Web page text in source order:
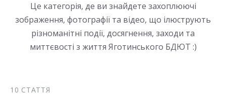
Це категорія, де ви знайдете захоплюючі
зображення, фотографії та відео, що ілюструють
різноманітні події, досягнення, заходи та
миттєвості з життя Яготинського БДЮТ :)
10 СТАТТЯ